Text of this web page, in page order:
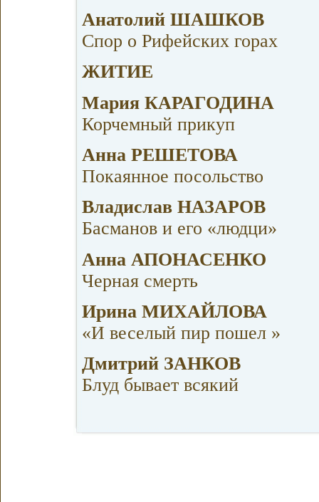
Анатолий ШАШКОВ
Спор о Рифейских горах
ЖИТИЕ
Мария КАРАГОДИНА
Корчемный прикуп
Анна РЕШЕТОВА
Покаянное посольство
Владислав НАЗАРОВ
Басманов и его «людци»
Анна АПОНАСЕНКО
Черная смерть
Ирина МИХАЙЛОВА
«И веселый пир пошел »
Дмитрий ЗАНКОВ
Блуд бывает всякий